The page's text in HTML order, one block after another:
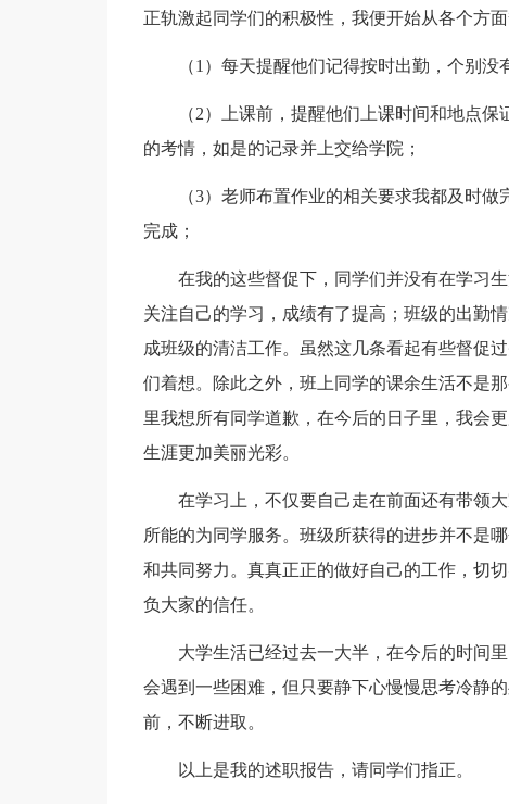
正轨激起同学们的积极性，我便开始从各个方
（1）每天提醒他们记得按时出勤，个别
（2）上课前，提醒他们上课时间和地点
的考情，如是的记录并上交给学院；
（3）老师布置作业的相关要求我都及时
完成；
在我的这些督促下，同学们并没有在学习
关注自己的学习，成绩有了提高；班级的出勤
成班级的清洁工作。虽然这几条看起有些督促
们着想。除此之外，班上同学的课余生活不是
里我想所有同学道歉，在今后的日子里，我会
生涯更加美丽光彩。
在学习上，不仅要自己走在前面还有带领
所能的为同学服务。班级所获得的进步并不是
和共同努力。真真正正的做好自己的工作，切
负大家的信任。
大学生活已经过去一大半，在今后的时间
会遇到一些困难，但只要静下心慢慢思考冷静
前，不断进取。
以上是我的述职报告，请同学们指正。